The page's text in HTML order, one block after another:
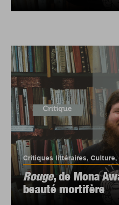
Critiques littéraires,Culture,
Rouge, de Mona
beauté mortifère